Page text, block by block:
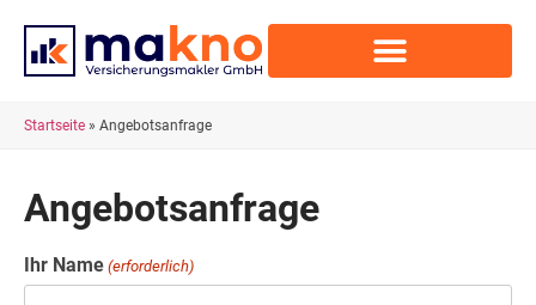
Startseite » Angebotsanfrage
Angebotsanfrage
Ihr Name (erforderlich)